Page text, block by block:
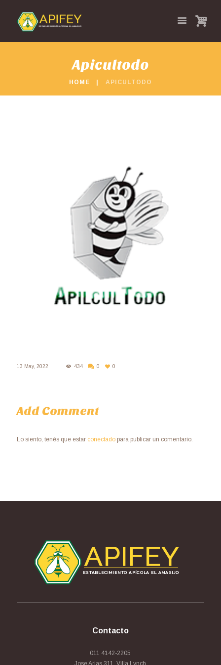
Apicultodo
HOME APICULTODO
13 May, 2022 434 0 0
Add Comment
Lo siento, tenés que estar conectadopara publicar un comentario.
Contacto
011 4142-2205